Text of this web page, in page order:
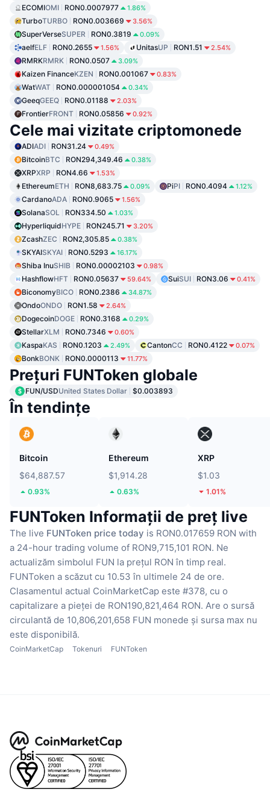
ECOMIOMI RON0.0007977 1.86%
TurboTURBO RON0.003669 3.56%
SuperVerseSUPER RON0.3819 0.09%
aelfELF RON0.2655 1.56% UnitasUP RON1.51 2.54%
RMRKRMRK RON0.0507 3.09%
Kaizen FinanceKZEN RON0.001067 0.83%
WatWAT RON0.000001054 0.34%
GeeqGEEQ RON0.01188 2.03%
FrontierFRONT RON0.05856 0.92%
Cele mai vizitate criptomonede
ADIADI RON31.24 0.49%
BitcoinBTC RON294,349.46 0.38%
XRPXRP RON4.66 1.53%
EthereumETH RON8,683.75 0.09% PiPI RON0.4094 1.12%
CardanoADA RON0.9065 1.56%
SolanaSOL RON334.50 1.03%
HyperliquidHYPE RON245.71 3.20%
ZcashZEC RON2,305.85 0.38%
SKYAISKYAI RON0.5293 16.17%
Shiba InuSHIB RON0.00002103 0.98%
HashflowHFT RON0.05637 59.64% SuiSUI RON3.06 0.41%
BiconomyBICO RON0.2386 34.87%
OndoONDO RON1.58 2.64%
DogecoinDOGE RON0.3168 0.29%
StellarXLM RON0.7346 0.60%
KaspaKAS RON0.1203 2.49% CantonCC RON0.4122 0.07%
BonkBONK RON0.0000113 11.77%
Prețuri FUNToken globale
FUN/USDUnited States Dollar $0.003893
În tendințe
Bitcoin
$64,887.57
0.93%
Ethereum
$1,914.28
0.63%
XRP
$1.03
1.01%
FUNToken Informații de preț live
The live FUNToken price today is RON0.017659 RON with
a 24-hour trading volume of RON9,715,101 RON. Ne
actualizăm simbolul FUN la prețul RON în timp real.
FUNToken a scăzut cu 10.53 în ultimele 24 de ore.
Clasamentul actual CoinMarketCap este #378, cu o
capitalizare a pieței de RON190,821,464 RON. Are o sursă
circulantă de 10,806,201,658 FUN monede și sursa max nu
este disponibilă.
CoinMarketCap Tokenuri FUNToken